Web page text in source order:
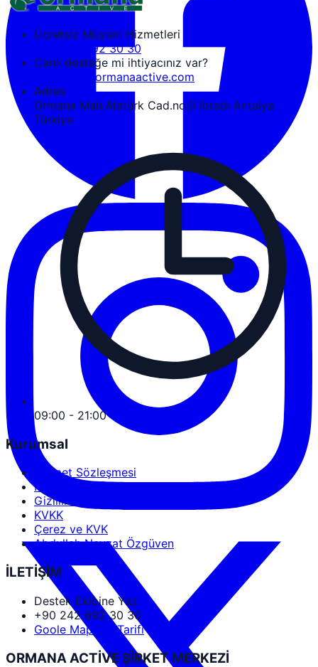
Ücretsiz Müşteri Hizmetleri
+90 242 692 30 30
Canlı desteğe mi ihtiyacınız var?
tozguven@ormanaactive.com
Adres
Ormana Mah.Atatürk Cad.no:3 İbradı Antalya
Türkiye
09:00 - 21:00
Kurumsal
Hizmet Sözleşmesi
Kullanıcı Sözleşmesi
Gizlilik Sözleşmesi
KVKK
Çerez ve KVK
Abdullah Nevzat Özgüven
İLETİŞİM
Destek Ekibine Yaz
+90 242 692 30 30
Goole Map Yol Tarifi
ORMANA ACTİVE ŞİRKET MERKEZİ